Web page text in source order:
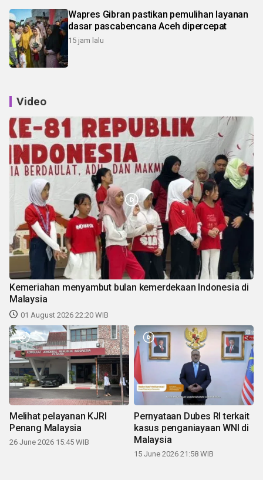
Wapres Gibran pastikan pemulihan layanan
dasar pascabencana Aceh dipercepat
15 jam lalu
Video
Kemeriahan menyambut bulan kemerdekaan Indonesia di
Malaysia
01 August 2026 22:20 WIB
Melihat pelayanan KJRI
Penang Malaysia
26 June 2026 15:45 WIB
Pernyataan Dubes RI terkait
kasus penganiayaan WNI di
Malaysia
15 June 2026 21:58 WIB